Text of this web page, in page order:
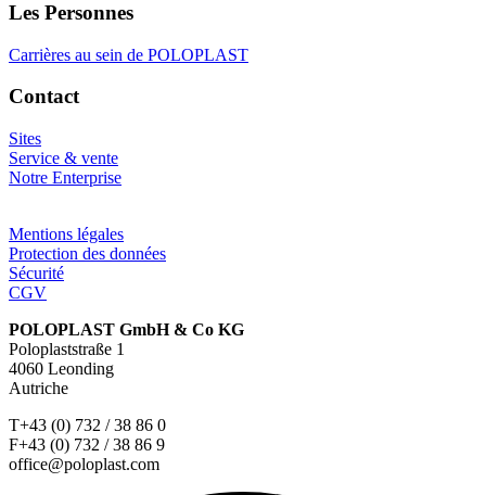
Les Personnes
Carrières au sein de POLOPLAST
Contact
Sites
Service & vente
Notre Enterprise
Mentions légales
Protection des données
Sécurité
CGV
POLOPLAST GmbH & Co KG
Poloplaststraße 1
4060 Leonding
Autriche
T+43 (0) 732 / 38 86 0
F+43 (0) 732 / 38 86 9
office@poloplast.com